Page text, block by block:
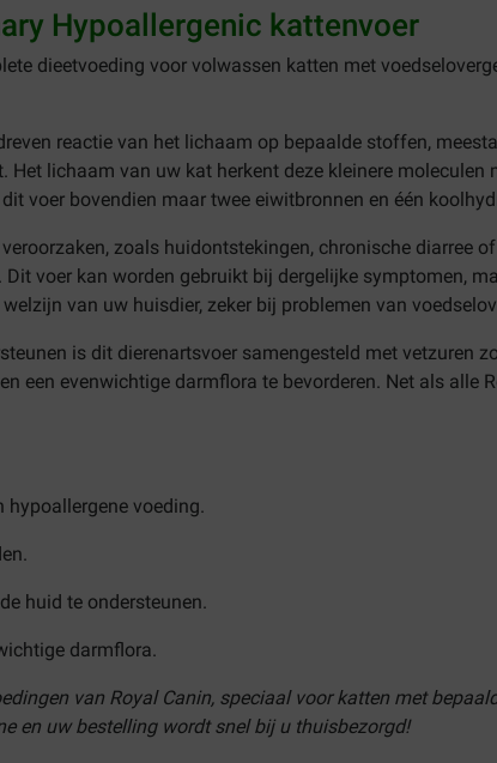
Hypoallergenic kattenvoer
dieetvoeding voor volwassen katten met
reactie van het lichaam op bepaalde stoffen,
lichaam van uw kat herkent deze kleinere moleculen
voer bovendien maar twee eiwitbronnen en één
zoals huidontstekingen, chronische diarree
voer kan worden gebruikt bij dergelijke symptomen,
van uw huisdier, zeker bij problemen van
is dit dierenartsvoer samengesteld met vetzuren
een evenwichtige darmflora te bevorderen. Net als alle
hypoallergene voeding.
huid te ondersteunen.
darmflora.
van Royal Canin, speciaal voor katten met
en uw bestelling wordt snel bij u thuisbezorgd!